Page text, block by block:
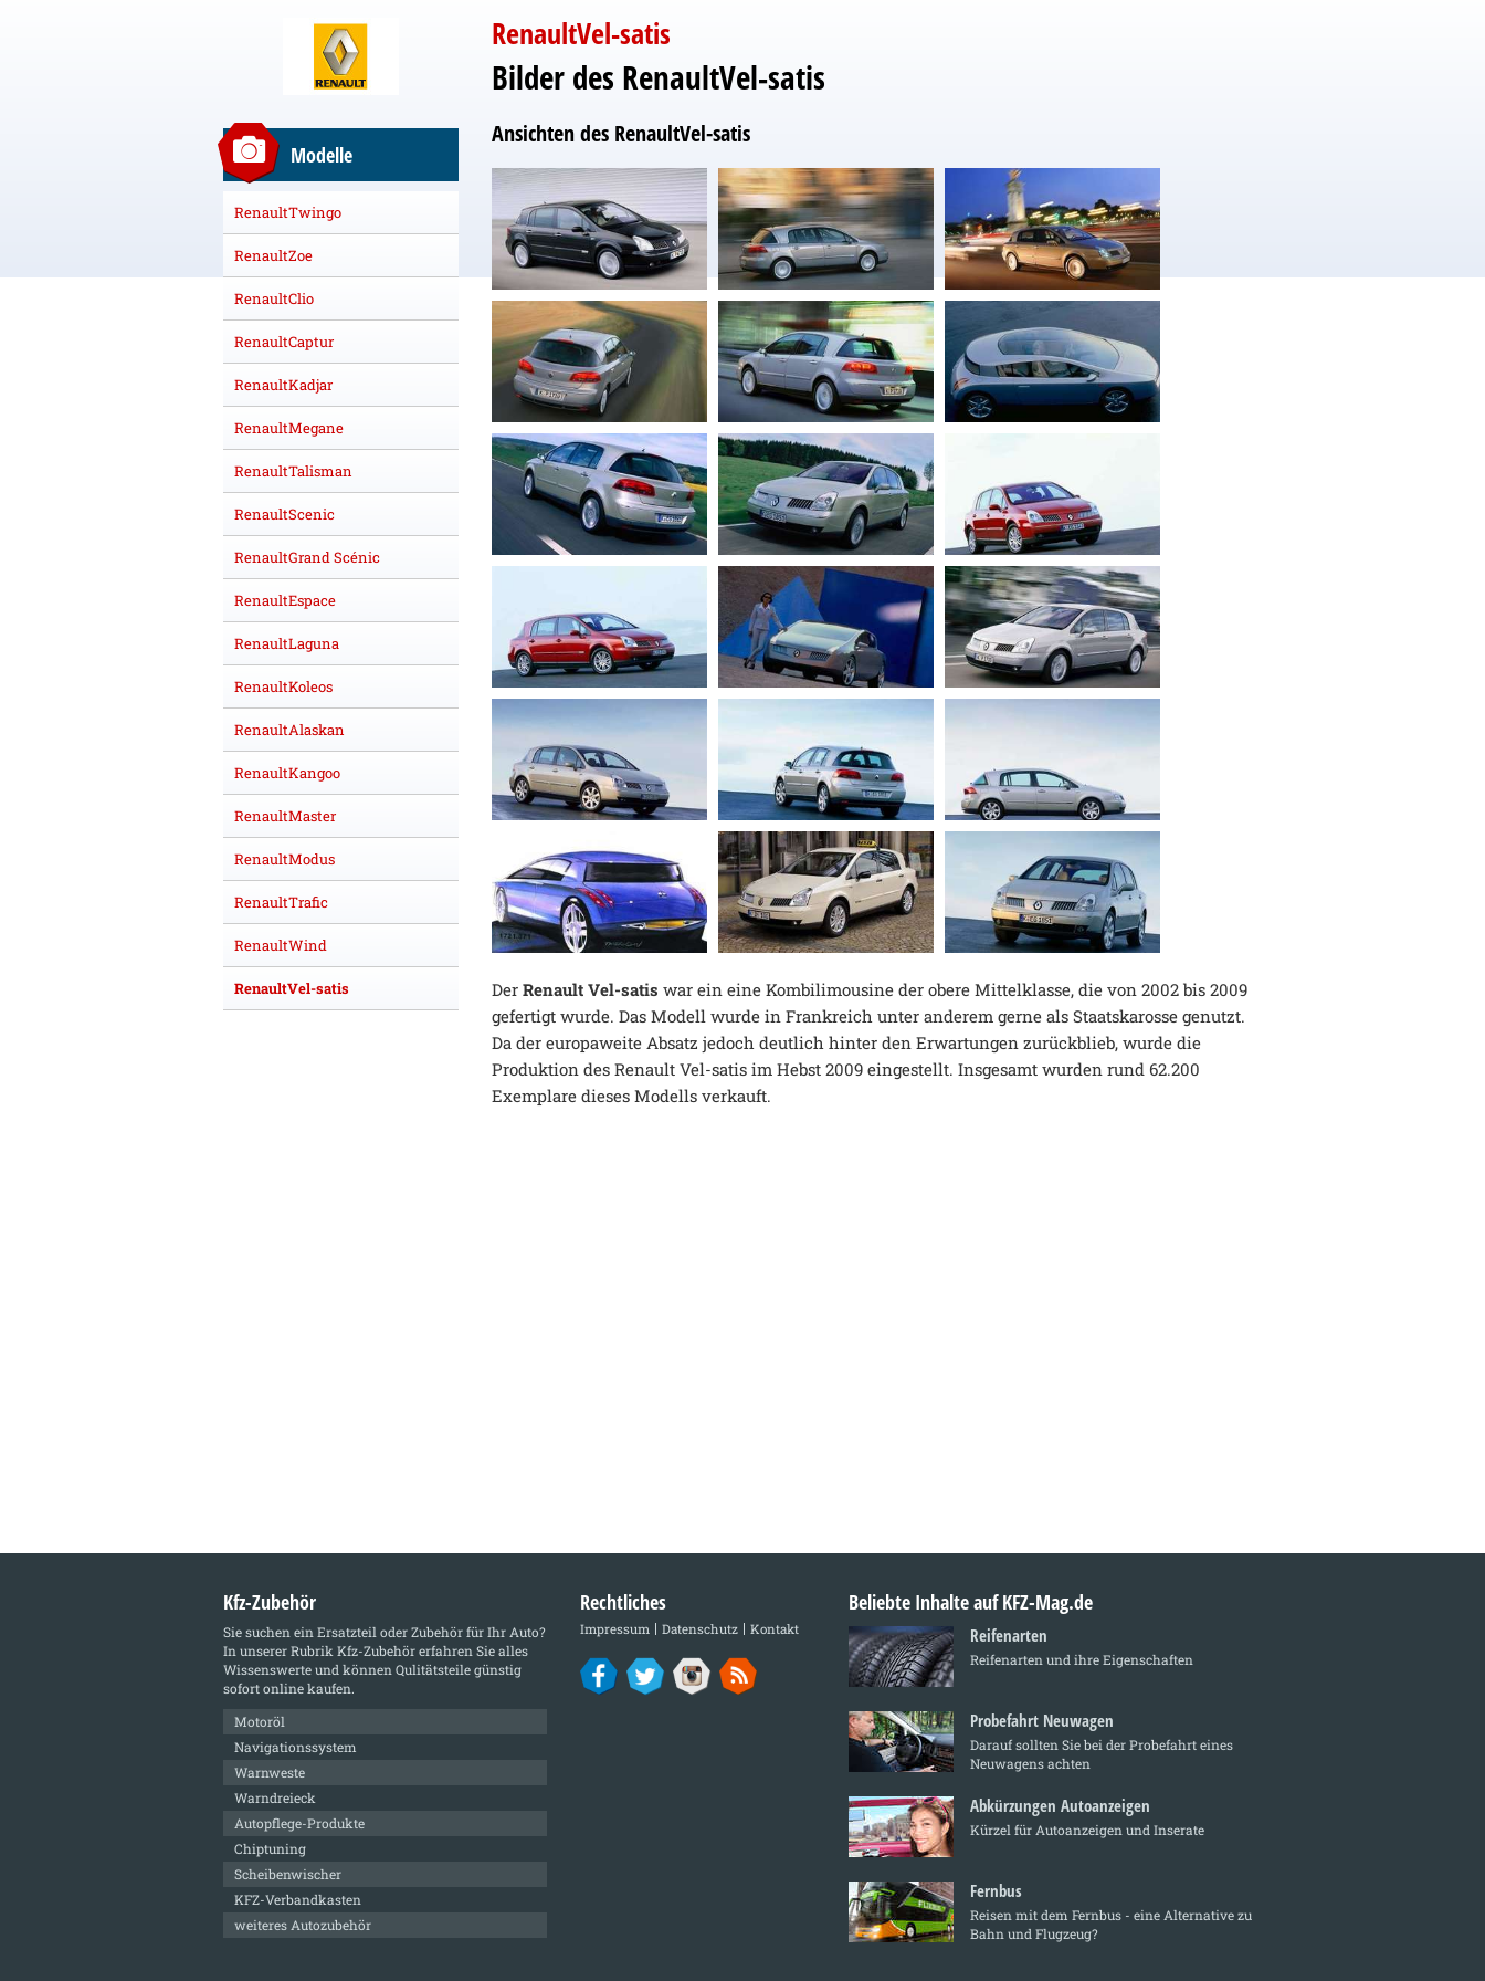
RenaultVel-satis
Bilder des RenaultVel-satis
Ansichten des RenaultVel-satis
Der Renault Vel-satis war ein eine Kombilimousine der obere Mittelklasse, die von 2002 bis 2009
gefertigt wurde. Das Modell wurde in Frankreich unter anderem gerne als Staatskarosse genutzt.
Da der europaweite Absatz jedoch deutlich hinter den Erwartungen zurückblieb, wurde die
Produktion des Renault Vel-satis im Hebst 2009 eingestellt. Insgesamt wurden rund 62.200
Exemplare dieses Modells verkauft.
Modelle
RenaultTwingo
RenaultZoe
RenaultClio
RenaultCaptur
RenaultKadjar
RenaultMegane
RenaultTalisman
RenaultScenic
RenaultGrand Scénic
RenaultEspace
RenaultLaguna
RenaultKoleos
RenaultAlaskan
RenaultKangoo
RenaultMaster
RenaultModus
RenaultTrafic
RenaultWind
RenaultVel-satis
Kfz-Zubehör
Sie suchen ein Ersatzteil oder Zubehör für Ihr Auto?
In unserer Rubrik Kfz-Zubehörerfahren Sie alles
Wissenswerte und können Qulitätsteile günstig
sofort online kaufen.
Motoröl
Navigationssystem
Warnweste
Warndreieck
Autopflege-Produkte
Chiptuning
Scheibenwischer
KFZ-Verbandkasten
weiteres Autozubehör
Rechtliches
Impressum Datenschutz Kontakt
Beliebte Inhalte auf KFZ-Mag.de
Reifenarten
Reifenarten und ihre Eigenschaften
Probefahrt Neuwagen
Darauf sollten Sie bei der Probefahrt eines
Neuwagens achten
Abkürzungen Autoanzeigen
Kürzel für Autoanzeigen und Inserate
Fernbus
Reisen mit dem Fernbus - eine Alternative zu
Bahn und Flugzeug?